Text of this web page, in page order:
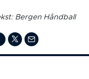
Bergen Håndball